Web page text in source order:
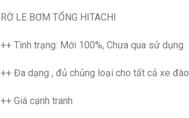
RỜ LE BƠM TỔNG HITACHI
++ Tình trạng: Mới 100%, Chưa qua sử dụng
++ Đa dạng , đủ chủng loại cho tất cả xe đào
++ Giá cạnh tranh